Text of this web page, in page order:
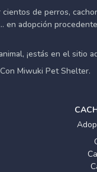
de perros,
en adopción
¡estás en el sitio
Miwuki Pet Shelter.